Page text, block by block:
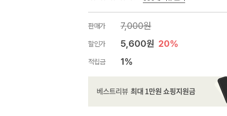
판매가 7,000원
할인가 5,600원 20%
적립금 1%